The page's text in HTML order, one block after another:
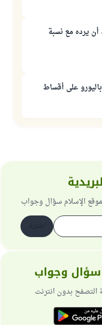
أن يرده مع نسبة
على أقساط
الإسلام سؤال وجواب
سؤال وجواب
بدون انترنت